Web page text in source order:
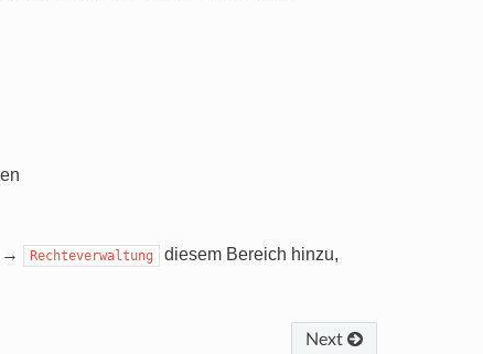
→ Rechteverwaltung
diesem Bereich hinzu,
Next